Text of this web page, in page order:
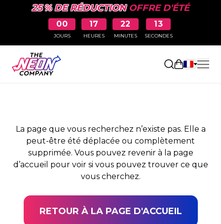
25 % DE RÉDUCTIONOFFRE D'ÉTÉ
00
JOURS
17
HEURES
22
MINUTES
13
SECONDES
Ouvrir le
PAGE NON TROUVÉE
La page que vous recherchez n’existe pas. Elle a
peut-être été déplacée ou complètement
supprimée. Vous pouvez revenir à la page
d’accueil pour voir si vous pouvez trouver ce que
vous cherchez.
RETOUR À LA PAGE D'ACCUEIL